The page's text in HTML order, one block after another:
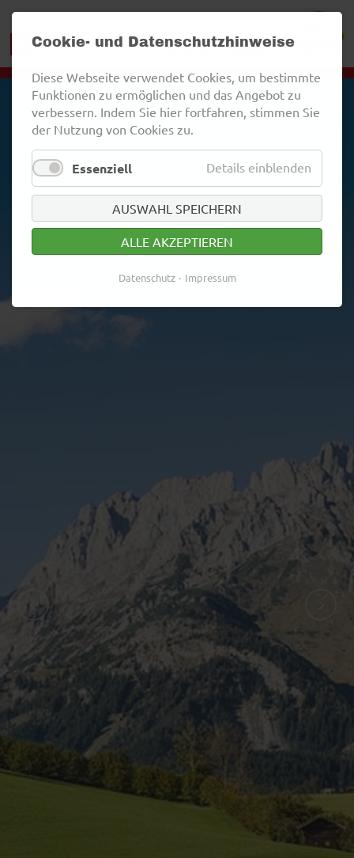
ZURÜCK
Cookie- und Datenschutzhinweise
Diese Webseite verwendet Cookies, um bestimmte
Funktionen zu ermöglichen und das Angebot zu
verbessern. Indem Sie hier fortfahren, stimmen Sie
der Nutzung von Cookies zu.
Essenziell Details einblenden
AUSWAHL SPEICHERN
ALLE AKZEPTIEREN
Datenschutz Impressum